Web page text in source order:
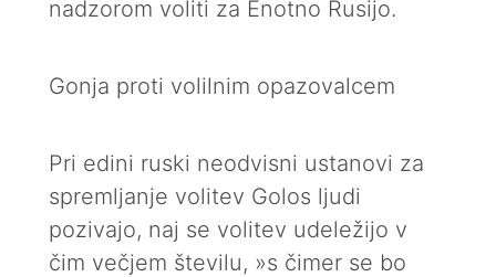
nadzorom voliti za Enotno Rusijo.
Gonja proti volilnim opazovalcem
Pri edini ruski neodvisni ustanovi za
spremljanje volitev Golos ljudi
pozivajo, naj se volitev udeležijo v
čim večjem številu, »s čimer se bo